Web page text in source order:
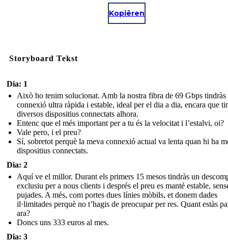
Kopiëren
Storyboard Tekst
Dia: 1
Això ho tenim solucionat. Amb la nostra fibra de 69 Gbps tindràs
connexió ultra ràpida i estable, ideal per el dia a dia, encara que
diversos dispositius connectats alhora.
Entenc que el més important per a tu és la velocitat i l’estalvi, oi?
Vale pero, i el preu?
Sí, sobretot perquè la meva connexió actual va lenta quan hi ha
dispositius connectats.
Dia: 2
Aquí ve el millor. Durant els primers 15 mesos tindràs un
exclusiu per a nous clients i després el preu es manté estable,
pujades. A més, com portes dues línies mòbils, et donem dades
il·limitades perquè no t’hagis de preocupar per res. Quant estàs
ara?
Doncs uns 333 euros al mes.
Dia: 3